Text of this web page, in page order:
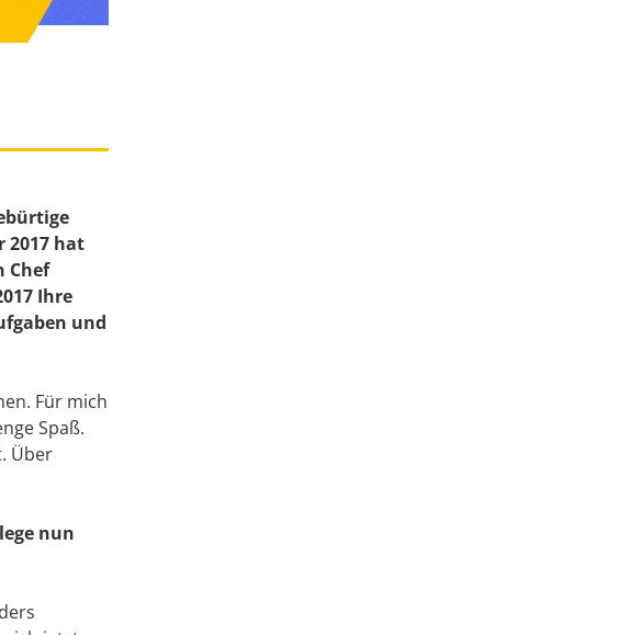
2017 hat
Chef
Ihre
und
Für mich
Spaß.
Über
nun